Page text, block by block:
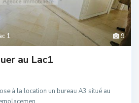
9
1
au Lac1
à la location un bureau A3 situé au